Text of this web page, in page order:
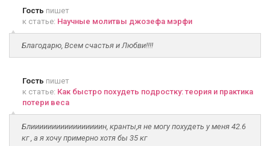
Гость пишет
к статье: Научные молитвы джозефа мэрфи
Благодарю, Всем счастья и Любви!!!!
Гость пишет
к статье: Как быстро похудеть подростку: теория и практика
потери веса
Блииииииииииииииииин, кранты,я не могу похудеть у меня 42.6
кг , а я хочу примерно хотя бы 35 кг